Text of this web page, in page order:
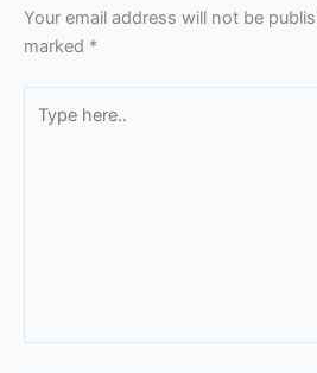
Your email address will not be
marked *
here..